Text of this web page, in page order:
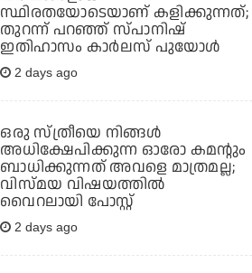
സ്ഥിരതയോടെയാണ് കളിക്കുന്നത്;
തുറന്ന് പറഞ്ഞ് സ്പാനിഷ്
ഇതിഹാസം കാര്‍ലസ് പുയോള്‍
2 days ago
ഒരു സ്ത്രീയെ നിങ്ങള്‍
അധിക്ഷേപിക്കുന്ന ഓരോ കമന്റും
ബാധിക്കുന്നത് അവളെ മാത്രമല്ല;
വിസ്മയ വിഷയത്തില്‍
വൈറലായി പോസ്റ്റ്
2 days ago